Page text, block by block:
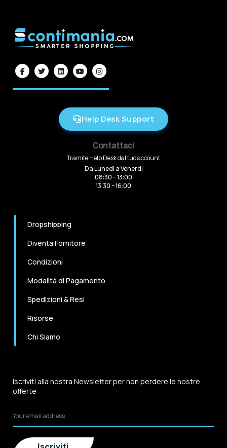
Help Desk Support
Contattaci
Tramite Help Desk dal tuo account
Da Lunedi a Venerdi
08:30 – 13:00
13:30 – 16:00
Dropshipping
Diventa Fornitore
Condizioni
Modalità di Pagamento
Spedizioni & Resi
Risorse
Chi Siamo
Iscriviti alla nostra Newsletter per non perdere le nostre
offerte